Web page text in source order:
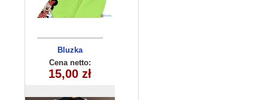
Bluzka
dziecięca
180626-13(6-16)
6szt
Cena netto:
15,00 zł